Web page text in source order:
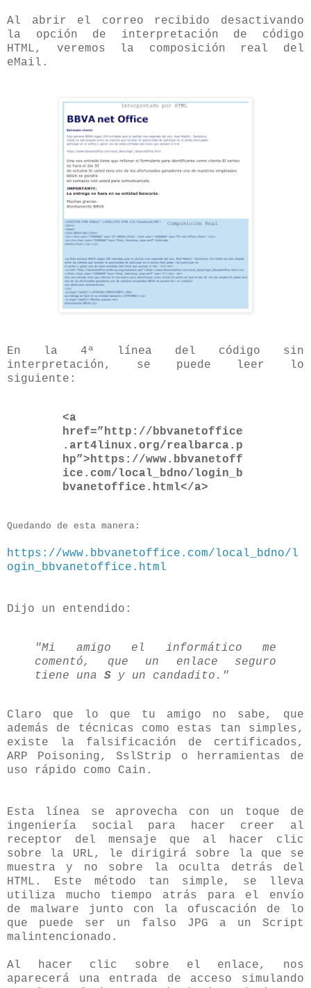
Al abrir el correo recibido desactivando
la opción de interpretación de código
HTML, veremos la composición real del
eMail.
En la 4ª línea del código sin
interpretación, se puede leer lo
siguiente:
<a
href=”http://bbvanetoffice
.art4linux.org/realbarca.p
hp”>https://www.bbvanetoff
ice.com/local_bdno/login_b
bvanetoffice.html</a>
Quedando de esta manera:
https://www.bbvanetoffice.com/local_bdno/l
ogin_bbvanetoffice.html
Dijo un entendido:
"Mi amigo el informático me
comentó, que un enlace seguro
tiene una S y un candadito."
Claro que lo que tu amigo no sabe, que
además de técnicas como estas tan simples,
existe la falsificación de certificados,
ARP Poisoning, SslStrip o herramientas de
uso rápido como Cain.
Esta línea se aprovecha con un toque de
ingeniería social para hacer creer al
receptor del mensaje que al hacer clic
sobre la URL, le dirigirá sobre la que se
muestra y no sobre la oculta detrás del
HTML. Este método tan simple, se lleva
utiliza mucho tiempo atrás para el envío
de malware junto con la ofuscación de lo
que puede ser un falso JPG a un Script
malintencionado.
Al hacer clic sobre el enlace, nos
aparecerá una entrada de acceso simulando